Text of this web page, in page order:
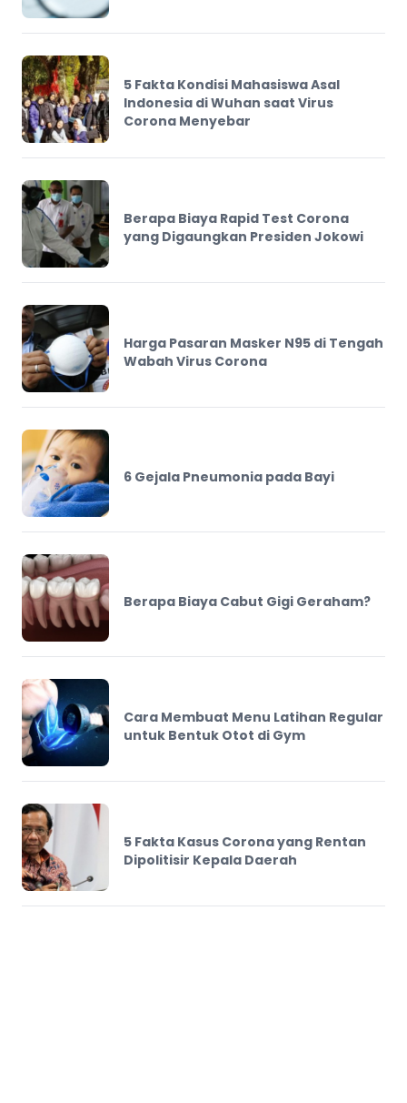
5 Fakta Kondisi Mahasiswa Asal
Indonesia di Wuhan saat Virus
Corona Menyebar
Berapa Biaya Rapid Test Corona
yang Digaungkan Presiden Jokowi
Harga Pasaran Masker N95 di Tengah
Wabah Virus Corona
6 Gejala Pneumonia pada Bayi
Berapa Biaya Cabut Gigi Geraham?
Cara Membuat Menu Latihan Regular
untuk Bentuk Otot di Gym
5 Fakta Kasus Corona yang Rentan
Dipolitisir Kepala Daerah